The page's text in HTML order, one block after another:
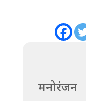
मनोरंजन